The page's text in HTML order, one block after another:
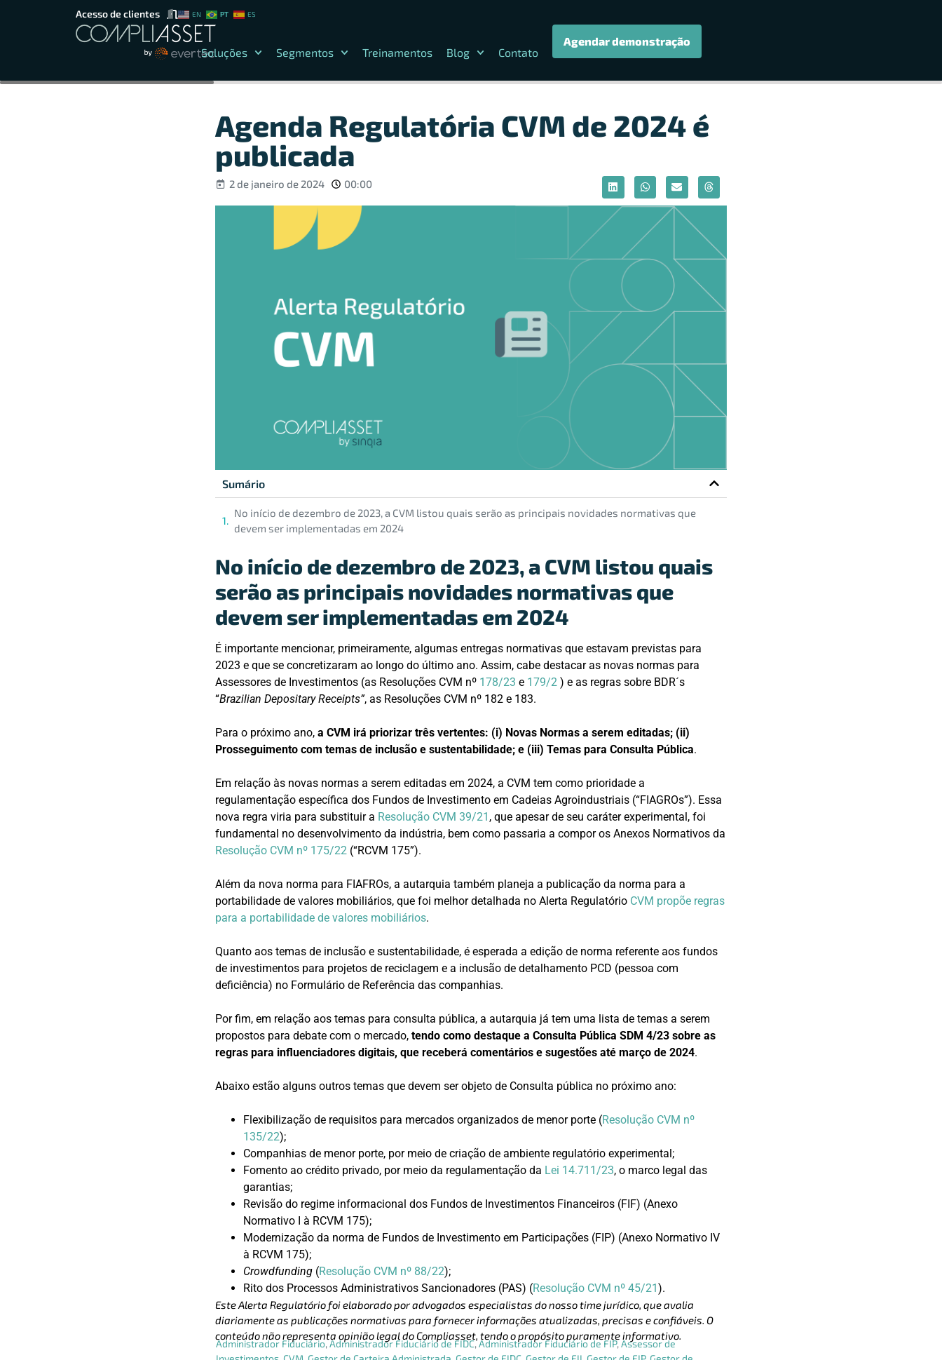
Acesso de clientes EN PT ES
Soluções Segmentos Treinamentos Blog Contato
Agendar demonstração
Agenda Regulatória CVM de 2024 é
publicada
2 de janeiro de 2024 00:00
Sumário
No início de dezembro de 2023, a CVM listou quais serão as principais novidades normativas que
devem ser implementadas em 2024
No início de dezembro de 2023, a CVM listou quais
serão as principais novidades normativas que
devem ser implementadas em 2024
É importante mencionar, primeiramente, algumas entregas normativas que estavam previstas para
2023 e que se concretizaram ao longo do último ano. Assim, cabe destacar as novas normas para
Assessores de Investimentos (as Resoluções CVM nº 178/23 e 179/2 ) e as regras sobre BDR´s
“Brazilian Depositary Receipts”, as Resoluções CVM nº 182 e 183.
Para o próximo ano, a CVM irá priorizar três vertentes: (i) Novas Normas a serem editadas; (ii)
Prosseguimento com temas de inclusão e sustentabilidade; e (iii) Temas para Consulta Pública.
Em relação às novas normas a serem editadas em 2024, a CVM tem como prioridade a
regulamentação específica dos Fundos de Investimento em Cadeias Agroindustriais (“FIAGROs”). Essa
nova regra viria para substituir a Resolução CVM 39/21 , que apesar de seu caráter experimental, foi
fundamental no desenvolvimento da indústria, bem como passaria a compor os Anexos Normativos da
Resolução CVM nº 175/22 (“RCVM 175”).
Além da nova norma para FIAFROs, a autarquia também planeja a publicação da norma para a
portabilidade de valores mobiliários, que foi melhor detalhada no Alerta Regulatório CVM propõe regras
para a portabilidade de valores mobiliários.
Quanto aos temas de inclusão e sustentabilidade, é esperada a edição de norma referente aos fundos
de investimentos para projetos de reciclagem e a inclusão de detalhamento PCD (pessoa com
deficiência) no Formulário de Referência das companhias.
Por fim, em relação aos temas para consulta pública, a autarquia já tem uma lista de temas a serem
propostos para debate com o mercado, tendo como destaque a Consulta Pública SDM 4/23 sobre as
regras para influenciadores digitais, que receberá comentários e sugestões até março de 2024.
Abaixo estão alguns outros temas que devem ser objeto de Consulta pública no próximo ano:
Flexibilização de requisitos para mercados organizados de menor porte (Resolução CVM nº
135/22);
Companhias de menor porte, por meio de criação de ambiente regulatório experimental;
Fomento ao crédito privado, por meio da regulamentação da Lei 14.711/23, o marco legal das
garantias;
Revisão do regime informacional dos Fundos de Investimentos Financeiros (FIF) (Anexo
Normativo I à RCVM 175);
Modernização da norma de Fundos de Investimento em Participações (FIP) (Anexo Normativo IV
à RCVM 175);
Crowdfunding (Resolução CVM nº 88/22);
Rito dos Processos Administrativos Sancionadores (PAS) (Resolução CVM nº 45/21 ).
Este Alerta Regulatório foi elaborado por advogados especialistas do nosso time jurídico, que avalia
diariamente as publicações normativas para fornecer informações atualizadas, precisas e confiáveis. O
conteúdo não representa opinião legal do Compliasset, tendo o propósito puramente informativo.
Administrador Fiduciário,Administrador Fiduciário de FIDC,Administrador Fiduciário de FIP,Assessor de